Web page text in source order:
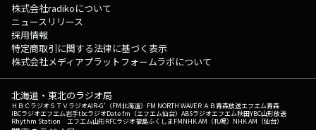
株式会社radikoについて
ニュースリリース
採用情報
特定商取引に関する法律に基づく表示
株式会社メディアプラットフォームラボについて
北海道・東北のラジオ局
ＨＢＣラジオＳＴＶラジオAIR-G'（FM北海道） FM NORTH WAVEＲＡＢ青森放送エフエム青森
IBCラジオエフエム岩手tbcラジオDate fm（エフエム仙台） ABSラジオエフエム秋田YBC山形放送
Rhythm Station エフエム山形RFCラジオ福島ふくしまFMNHK AM（札幌） NHK AM（仙台）